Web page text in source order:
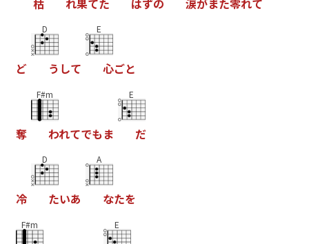
枯 れ果てた はずの 涙がまた零れて
ど
D
う して
E
心ごと
奪
F#m
われてでもま
E
だ
冷
D
たいあ
A
なたを
F#m E